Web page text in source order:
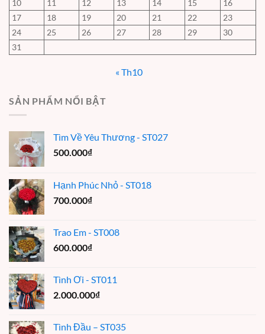
10
11 12 13 14 15
16
17
18 19 20 21 22
23
24
25 26 27 28 29
30
31
« Th10
SẢN PHẨM NỔI BẬT
Tìm Về Yêu Thương - ST027
500.000₫
Hạnh Phúc Nhỏ - ST018
700.000₫
Trao Em - ST008
600.000₫
Tình Ơi - ST011
2.000.000₫
Tình Đầu – ST035